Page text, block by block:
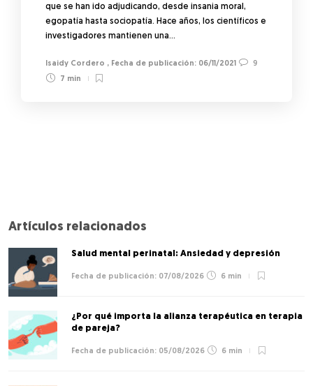
que se han ido adjudicando, desde insania moral,
egopatía hasta sociopatía. Hace años, los científicos e
investigadores mantienen una…
Isaidy Cordero , 06/11/2021
9
7 min
Artículos relacionados
Salud mental perinatal: Ansiedad y depresión
07/08/2026 6 min
¿Por qué importa la alianza terapéutica en terapia
de pareja?
05/08/2026 6 min